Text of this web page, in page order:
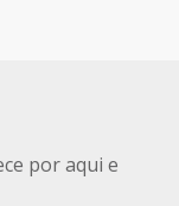
por aqui e